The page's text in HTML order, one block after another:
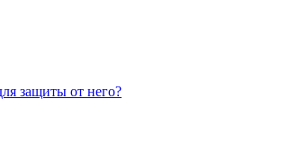
защиты от него?